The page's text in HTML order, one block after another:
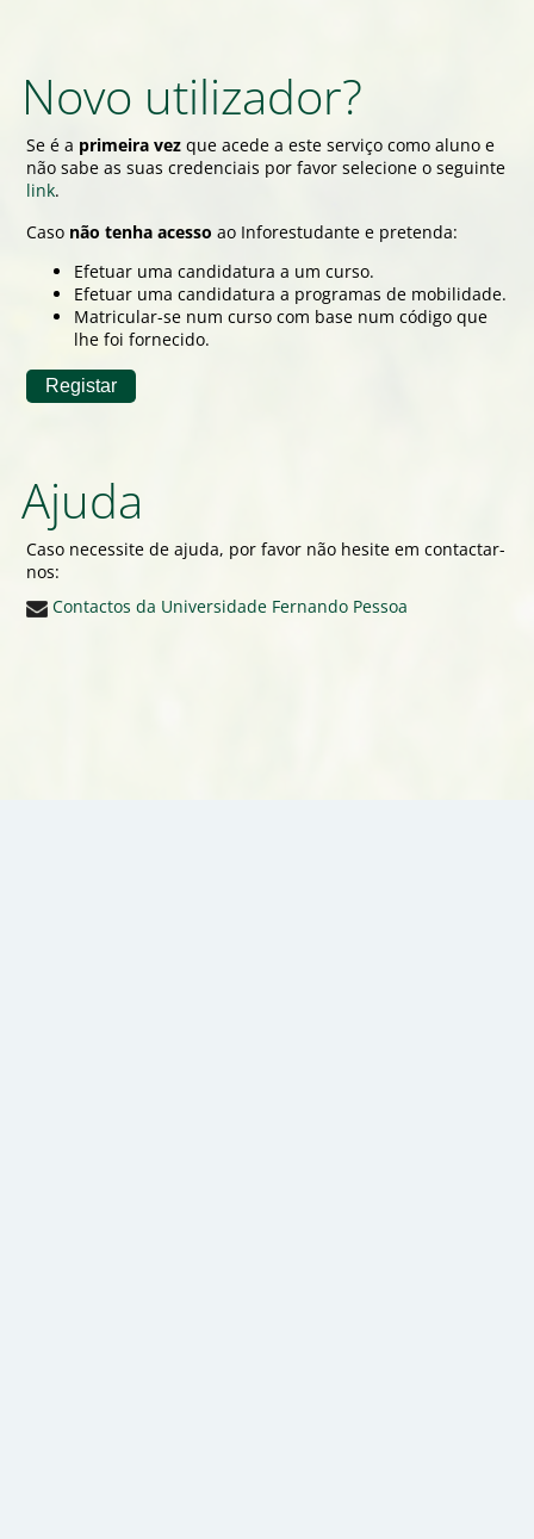
Novo utilizador?
Se é a primeira vez que acede a este serviço como aluno e
não sabe as suas credenciais por favor selecione o seguinte
link.
Caso não tenha acesso ao Inforestudante e pretenda:
Efetuar uma candidatura a um curso.
Efetuar uma candidatura a programas de mobilidade.
Matricular-se num curso com base num código que
lhe foi fornecido.
Ajuda
Caso necessite de ajuda, por favor não hesite em contactar-
nos:
Contactos da Universidade Fernando Pessoa